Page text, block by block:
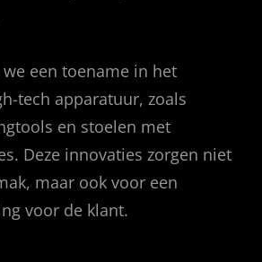
een toename in het
tech apparatuur, zoals
en stoelen met
Deze innovaties zorgen niet
maar ook voor een
voor de klant.